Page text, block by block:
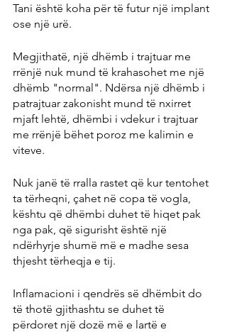
Tani është koha për të futur një implant
ose një urë.
Megjithatë, një dhëmb i trajtuar me
rrënjë nuk mund të krahasohet me një
dhëmb "normal". Ndërsa një dhëmb i
patrajtuar zakonisht mund të nxirret
mjaft lehtë, dhëmbi i vdekur i trajtuar
me rrënjë bëhet poroz me kalimin e
viteve.
Nuk janë të rralla rastet që kur tentohet
ta tërheqni, çahet në copa të vogla,
kështu që dhëmbi duhet të hiqet pak
nga pak, që sigurisht është një
ndërhyrje shumë më e madhe sesa
thjesht tërheqja e tij.
Inflamacioni i qendrës së dhëmbit do
të thotë gjithashtu se duhet të
përdoret një dozë më e lartë e